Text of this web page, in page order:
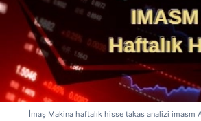
İmaş Makina haftalık hisse takas analizi imasm